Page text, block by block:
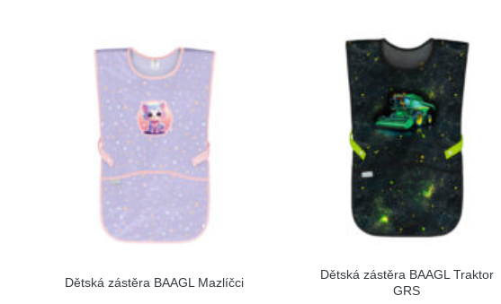
Dětská zástěra BAAGL Mazlíčci
Dětská zástěra BAAGL Traktor
GRS